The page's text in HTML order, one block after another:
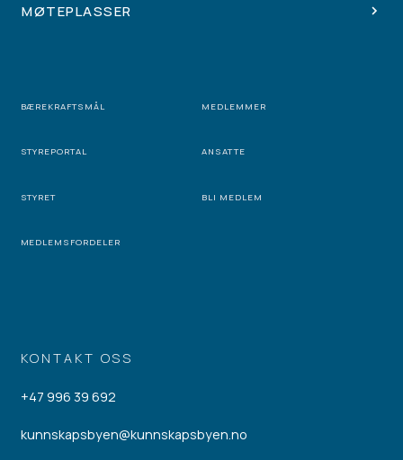
KONTAKT OSS
+47 996 39 692
kunnskapsbyen@kunnskapsbyen.no
MØTEPLASSER
BÆREKRAFTSMÅL MEDLEMMER
STYREPORTAL ANSATTE
STYRET BLI MEDLEM
MEDLEMSFORDELER